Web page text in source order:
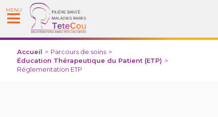
MENU
Accueil > Parcours de soins >
Éducation Thérapeutique du Patient (ETP) >
Réglementation ETP